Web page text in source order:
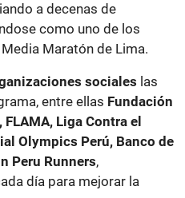
a decenas de
como uno de los
Maratón de Lima.
sociales las
entre ellas Fundación
Liga Contra el
Olympics Perú, Banco de
Peru Runners,
día para mejorar la